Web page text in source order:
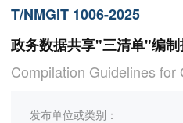
全部 A综合(1)
T/NMGIT 1006-2025
政务数据共享"三清单"编
Compilation Guidelines for
发布单位或类别：